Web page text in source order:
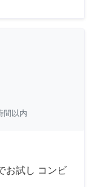
間以内
お試し コンビ